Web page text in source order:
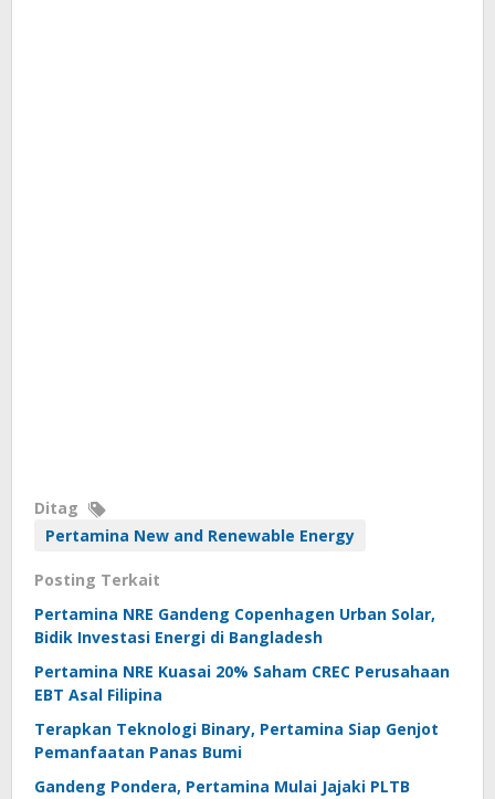
Ditag
Pertamina New and Renewable Energy
Posting Terkait
Pertamina NRE Gandeng Copenhagen Urban Solar,
Bidik Investasi Energi di Bangladesh
Pertamina NRE Kuasai 20% Saham CREC Perusahaan
EBT Asal Filipina
Terapkan Teknologi Binary, Pertamina Siap Genjot
Pemanfaatan Panas Bumi
Gandeng Pondera, Pertamina Mulai Jajaki PLTB